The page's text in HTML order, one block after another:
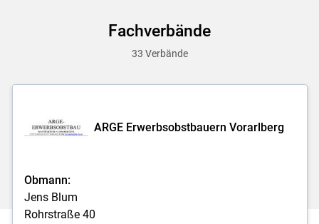
Fachverbände
33 Verbände
ARGE Erwerbsobstbauern Vorarlberg
Obmann:
Jens Blum
Rohrstraße 40